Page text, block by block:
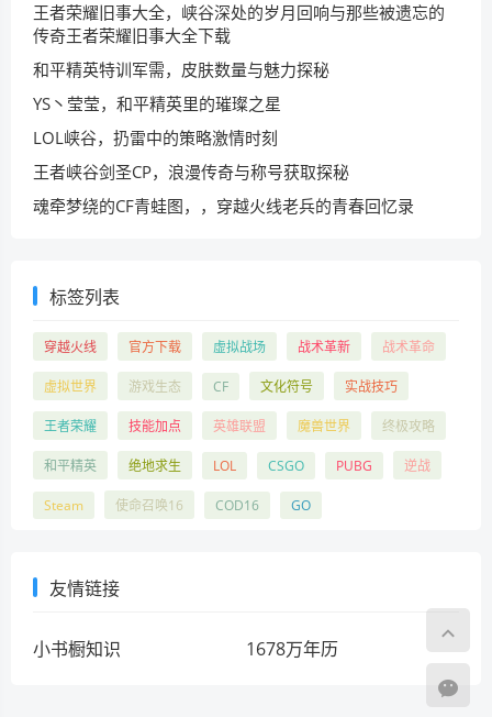
王者荣耀旧事大全，峡谷深处的岁月回响与那些被遗忘的
传奇王者荣耀旧事大全下载
和平精英特训军需，皮肤数量与魅力探秘
YS丶莹莹，和平精英里的璀璨之星
LOL峡谷，扔雷中的策略激情时刻
王者峡谷剑圣CP，浪漫传奇与称号获取探秘
魂牵梦绕的CF青蛙图，，穿越火线老兵的青春回忆录
标签列表
穿越火线 官方下载 虚拟战场 战术革新 战术革命
虚拟世界 游戏生态 CF 文化符号 实战技巧
王者荣耀 技能加点 英雄联盟 魔兽世界 终极攻略
和平精英 绝地求生 LOL CSGO PUBG 逆战
Steam 使命召唤16 COD16 GO
友情链接
小书橱知识 1678万年历